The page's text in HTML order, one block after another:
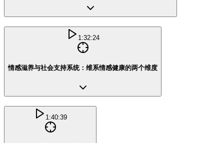
1:32:24
情感滋养与社会支持系统：维系情感健康的两个维度
1:40:39